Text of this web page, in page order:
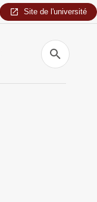
Site de l'université
Recherche